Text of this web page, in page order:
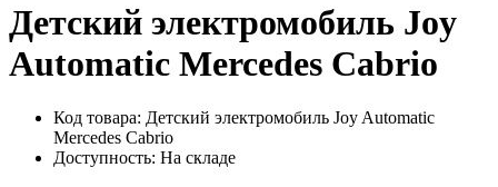
Детский электромобиль Joy
Automatic Mercedes Cabrio
Код товара: Детский электромобиль Joy Automatic
Mercedes Cabrio
Доступность: На складе